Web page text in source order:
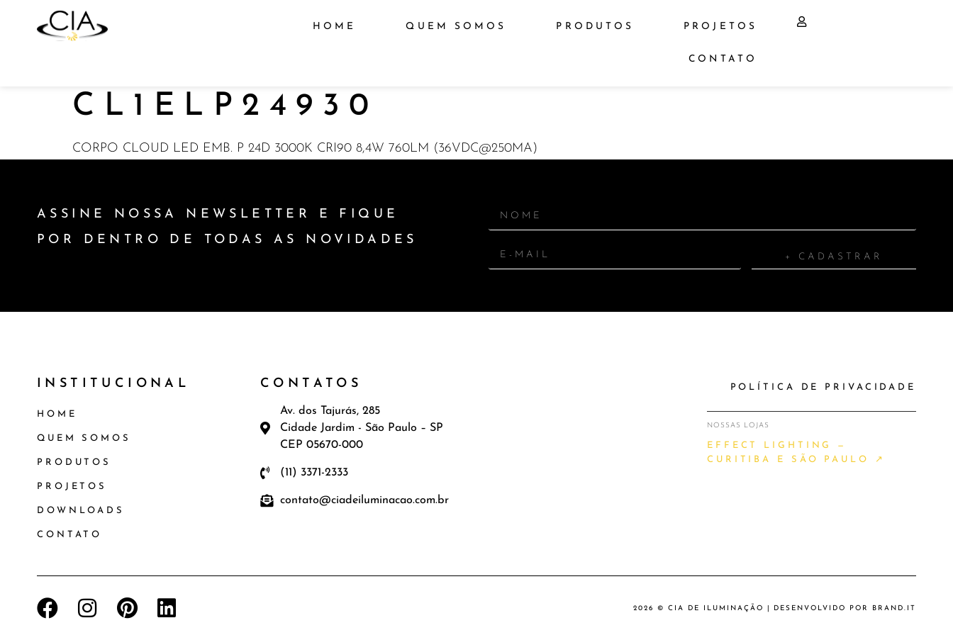
HOME QUEM SOMOS PRODUTOS PROJETOS
CONTATO
CL1ELP24930
CORPO CLOUD LED EMB. P 24D 3000K CRI90 8,4W 760LM (36VDC@250MA)
ASSINE NOSSA NEWSLETTER E FIQUE
POR DENTRO DE TODAS AS NOVIDADES
+ CADASTRAR
INSTITUCIONAL
HOME
QUEM SOMOS
PRODUTOS
PROJETOS
DOWNLOADS
CONTATO
CONTATOS
Av. dos Tajurás, 285
Cidade Jardim - São Paulo – SP
CEP 05670-000
(11) 3371-2333
contato@ciadeiluminacao.com.br
POLÍTICA DE PRIVACIDADE
NOSSAS LOJAS
EFFECT LIGHTING —
CURITIBA E SÃO PAULO ↗
2026 © CIA DE ILUMINAÇÃO | DESENVOLVIDO POR BRAND.IT